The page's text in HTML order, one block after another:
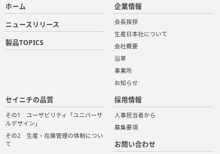
ホーム
ニュースリリース
製品TOPICS
企業情報
会長挨拶
生産日本社について
会社概要
沿革
事業所
お知らせ
セイニチの品質
その1 ユーザビリティ「ユニバーサ
ルデザイン」
その2 生産・在庫管理の体制につい
て
採用情報
人事担当者から
募集要項
お問い合わせ